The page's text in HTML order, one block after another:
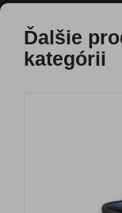
Ďalšie
kategórii